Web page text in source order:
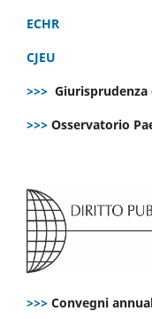
ECHR
CJEU
>>>
>>> Osservatorio
>>> Convegni